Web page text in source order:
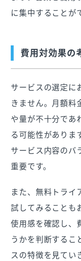
に集中することが
費用対効果の
サービスの選定に
きません。月額料
や量が不十分であ
る可能性がありま
サービス内容のバ
重要です。
また、無料トライ
試してみることも
使用感を確認し、
うかを判断するこ
スの特徴を見てい